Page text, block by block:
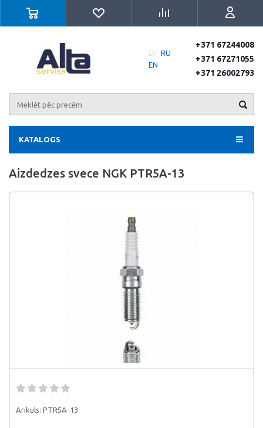
LV RU
EN
+371 67244008
+371 67271055
+371 26002793
KATALOGS
Aizdedzes svece NGK PTR5A-13
Arikuls: PTR5A-13